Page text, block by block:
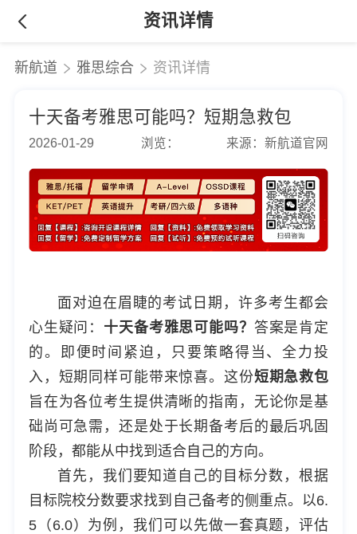
资讯详情
新航道 雅思综合 资讯详情
十天备考雅思可能吗？短期急救包
2026-01-29 浏览： 来源：新航道官网
面对迫在眉睫的考试日期，许多考生都会
心生疑问： 十天备考雅思可能吗？ 答案是肯定
的。即便时间紧迫，只要策略得当、全力投
入，短期同样可能带来惊喜。这份短期急救包
旨在为各位考生提供清晰的指南，无论你是基
础尚可急需，还是处于长期备考后的最后巩固
阶段，都能从中找到适合自己的方向。
首先，我们要知道自己的目标分数，根据
目标院校分数要求找到自己备考的侧重点。以6.
5（6.0）为例，我们可以先做一套真题，评估